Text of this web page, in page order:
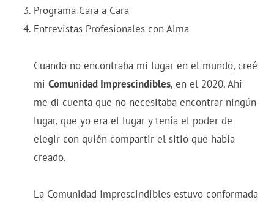
Programa Cara a Cara
Entrevistas Profesionales con Alma
Cuando no encontraba mi lugar en el mundo, creé
mi Comunidad Imprescindibles, en el 2020. Ahí
me di cuenta que no necesitaba encontrar ningún
lugar, que yo era el lugar y tenía el poder de
elegir con quién compartir el sitio que había
creado.
La Comunidad Imprescindibles estuvo conformada